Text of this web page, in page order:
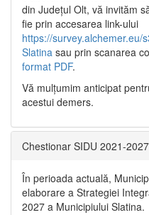
din Județul Olt, vă invităm
fie prin accesarea link-ului
https://survey.alchemer.eu/
Slatina sau prin scanarea
format PDF.
Vă mulţumim anticipat
acestui demers.
Chestionar SIDU 2021-2027
În perioada actuală,
elaborare a Strategiei
2027 a Municipiului Slatina.